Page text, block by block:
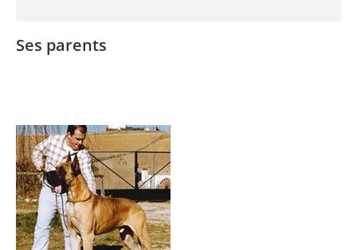
Ses parents